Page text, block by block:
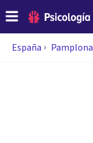
España Pamplona